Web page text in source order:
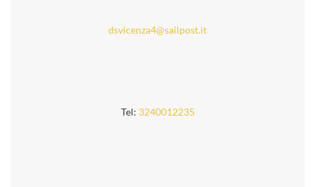
dsvicenza4@sailpost.it
Tel: 3240012235